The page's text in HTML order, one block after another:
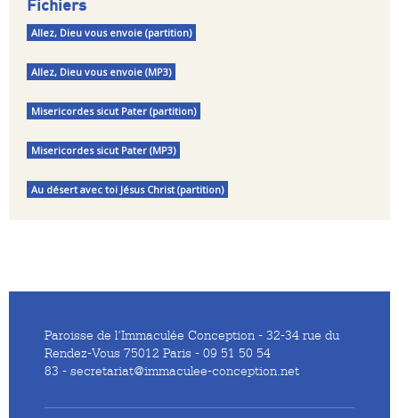
Fichiers
Allez, Dieu vous envoie (partition)
Allez, Dieu vous envoie (MP3)
Misericordes sicut Pater (partition)
Misericordes sicut Pater (MP3)
Au désert avec toi Jésus Christ (partition)
Paroisse de l'Immaculée Conception - 32-34 rue du
Rendez-Vous 75012 Paris - 09 51 50 54
83 - secretariat@immaculee-conception.net